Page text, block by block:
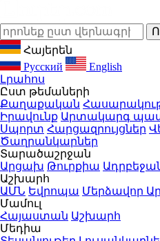
Հայերեն
Русский
English
Լրահոս
Ըստ թեմաների
Քաղաքական
Իրավունք Արտակարգ
Սպորտ Հարցազրույցներ
Ծաղրանկարներ
Տարածաշրջան
Արցախ Թուրքիա
Աշխարհ
ԱՄՆ Եվրոպա Մերձավոր
Մամուլ
Հայաստան Աշխարհ
Մեդիա